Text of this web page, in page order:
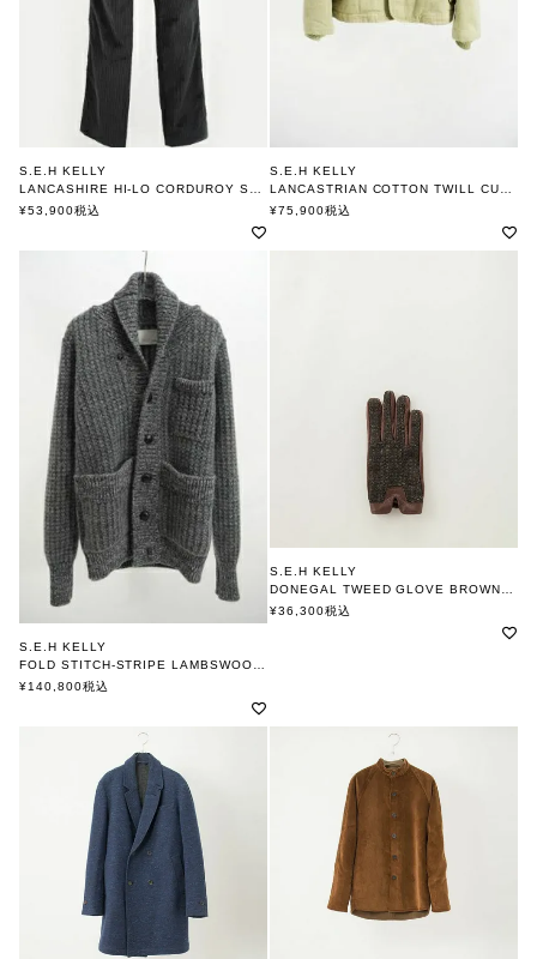
S.E.H KELLY
LANCASHIRE HI-LO CORDUROY STANDARD TROUS
エスイーエイチケリー
¥53,900税込
S.E.H KELLY
LANCASTRIAN COTTON TWILL CUFF COAT
エスイーエイチケリー
¥75,900税込
S.E.H KELLY
FOLD STITCH-STRIPE LAMBSWOOL -CHACIAL
エスイーエイチケリー
¥140,800税込
S.E.H KELLY
DONEGAL TWEED GLOVE BROWN×BROWN
エスイーエイチケリー
¥36,300税込